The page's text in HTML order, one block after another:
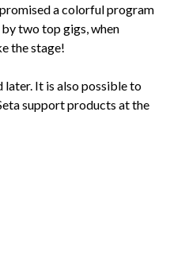
a colorful program
two top gigs, when
the stage!
later. It is also possible to
support products at the